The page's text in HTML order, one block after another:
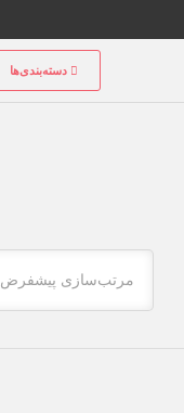
دسته‌بندی‌ها
مرتب‌سازی پیشفرض